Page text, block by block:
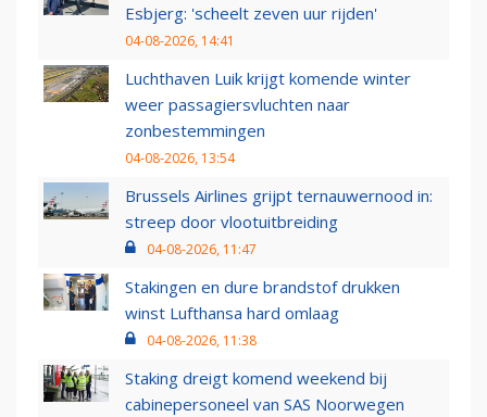
Esbjerg: 'scheelt zeven uur rijden'
04-08-2026, 14:41
Luchthaven Luik krijgt komende winter
weer passagiersvluchten naar
zonbestemmingen
04-08-2026, 13:54
Brussels Airlines grijpt ternauwernood in:
streep door vlootuitbreiding
04-08-2026, 11:47
Stakingen en dure brandstof drukken
winst Lufthansa hard omlaag
04-08-2026, 11:38
Staking dreigt komend weekend bij
cabinepersoneel van SAS Noorwegen